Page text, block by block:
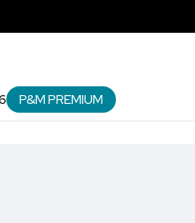
P&M PREMIUM